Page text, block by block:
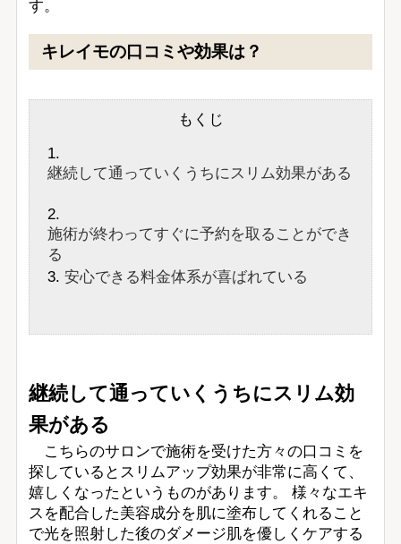
す。
キレイモの口コミや効果は？
もくじ
継続して通っていくうちにスリム効果がある
施術が終わってすぐに予約を取ることができ
る
安心できる料金体系が喜ばれている
継続して通っていくうちにスリム効
果がある
こちらのサロンで施術を受けた方々の口コミを
探しているとスリムアップ効果が非常に高くて、
嬉しくなったというものがあります。 様々なエキ
スを配合した美容成分を肌に塗布してくれること
で光を照射した後のダメージ肌を優しくケアする